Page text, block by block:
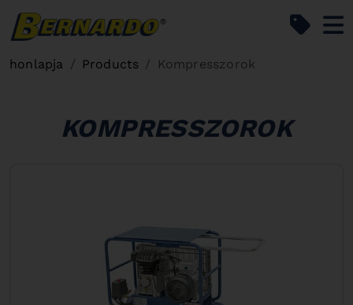
honlapja Products Kompresszorok
KOMPRESSZOROK